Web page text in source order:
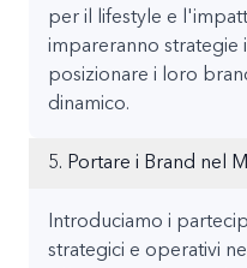
per il lifestyle e
impareranno strategie
posizionare i loro
dinamico.
5. Portare i Brand nel
Introduciamo i
strategici e operativi